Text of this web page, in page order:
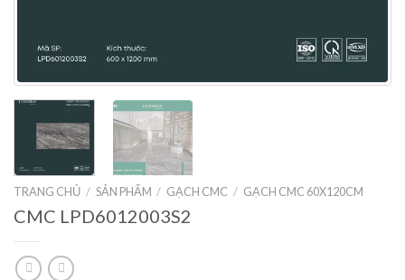
TRANG CHỦ / SẢN PHẨM / GẠCH CMC / GẠCH CMC 60X120CM
CMC LPD6012003S2